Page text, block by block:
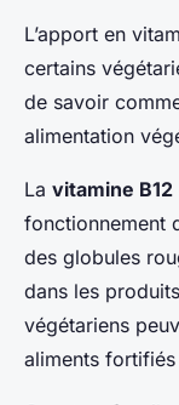
L’apport en
certains
de savoir
alimentation
La vitamine B12
fonctionnement
des globules
dans les
végétariens
aliments